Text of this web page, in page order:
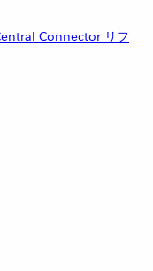
Connector リフ